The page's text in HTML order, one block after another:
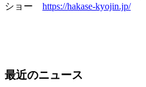
ショー https://hakase-kyojin.jp/
最近のニュース